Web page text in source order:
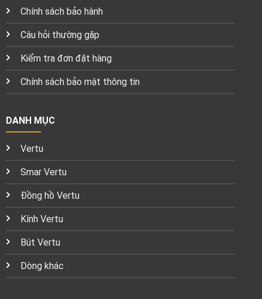
Chính sách bảo hành
Câu hỏi thường gặp
Kiểm tra đơn đặt hàng
Chính sách bảo mật thông tin
DANH MỤC
Vertu
Smar Vertu
Đồng hồ Vertu
Kính Vertu
Bút Vertu
Dòng khác